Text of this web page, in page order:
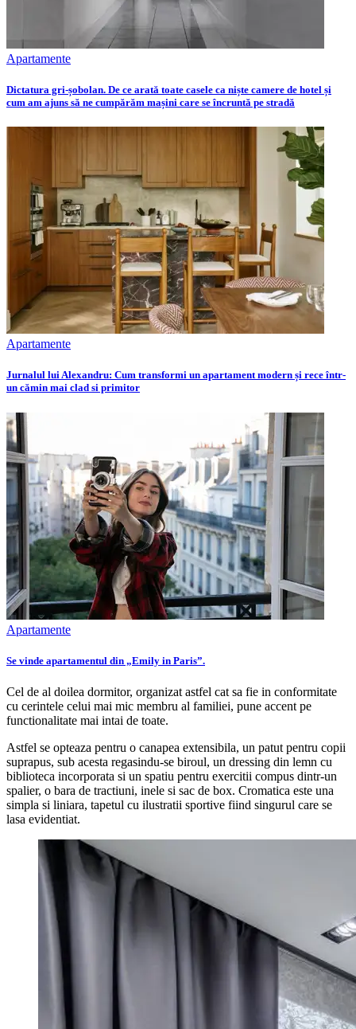
Apartamente
Dictatura gri-șobolan. De ce arată toate casele ca niște camere de hotel și
cum am ajuns să ne cumpărăm mașini care se încruntă pe stradă
Apartamente
Jurnalul lui Alexandru: Cum transformi un apartament modern și rece într-
un cămin mai clad si primitor
Apartamente
Se vinde apartamentul din „Emily in Paris”.
Cel de al doilea dormitor, organizat astfel cat sa fie in conformitate
cu cerintele celui mai mic membru al familiei, pune accent pe
functionalitate mai intai de toate.
Astfel se opteaza pentru o canapea extensibila, un patut pentru copii
suprapus, sub acesta regasindu-se biroul, un dressing din lemn cu
biblioteca incorporata si un spatiu pentru exercitii compus dintr-un
spalier, o bara de tractiuni, inele si sac de box. Cromatica este una
simpla si liniara, tapetul cu ilustratii sportive fiind singurul care se
lasa evidentiat.